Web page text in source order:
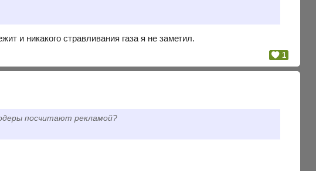
и никакого стравливания газа я не заметил.
1
посчитают рекламой?